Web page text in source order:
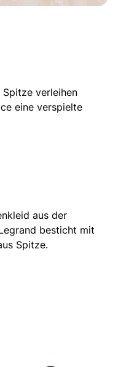
Spitze verleihen
eine verspielte
aus der
besticht mit
Spitze.